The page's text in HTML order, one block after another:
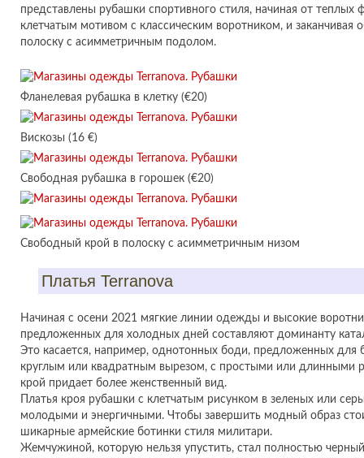
представлены рубашки спортивного стиля, начиная от теплых
клетчатым мотивом с классическим воротником, и заканчивая
полоску с асимметричным подолом.
Фланелевая рубашка в клетку (€20)
Вискозы (16 €)
Свободная рубашка в горошек (€20)
Свободный крой в полоску с асимметричным низом
Платья Terranova
Начиная с осени 2021 мягкие линии одежды и высокие
предложенных для холодных дней составляют доминанту
Это касается, например, однотонных боди, предложенных для
круглым или квадратным вырезом, с простыми или длинными
крой придает более женственный вид.
Платья кроя рубашки с клетчатым рисунком в зеленых или
молодыми и энергичными. Чтобы завершить модный образ
шикарные армейские ботинки стиля милитари.
Жемчужиной, которую нельзя упустить, стал полностью